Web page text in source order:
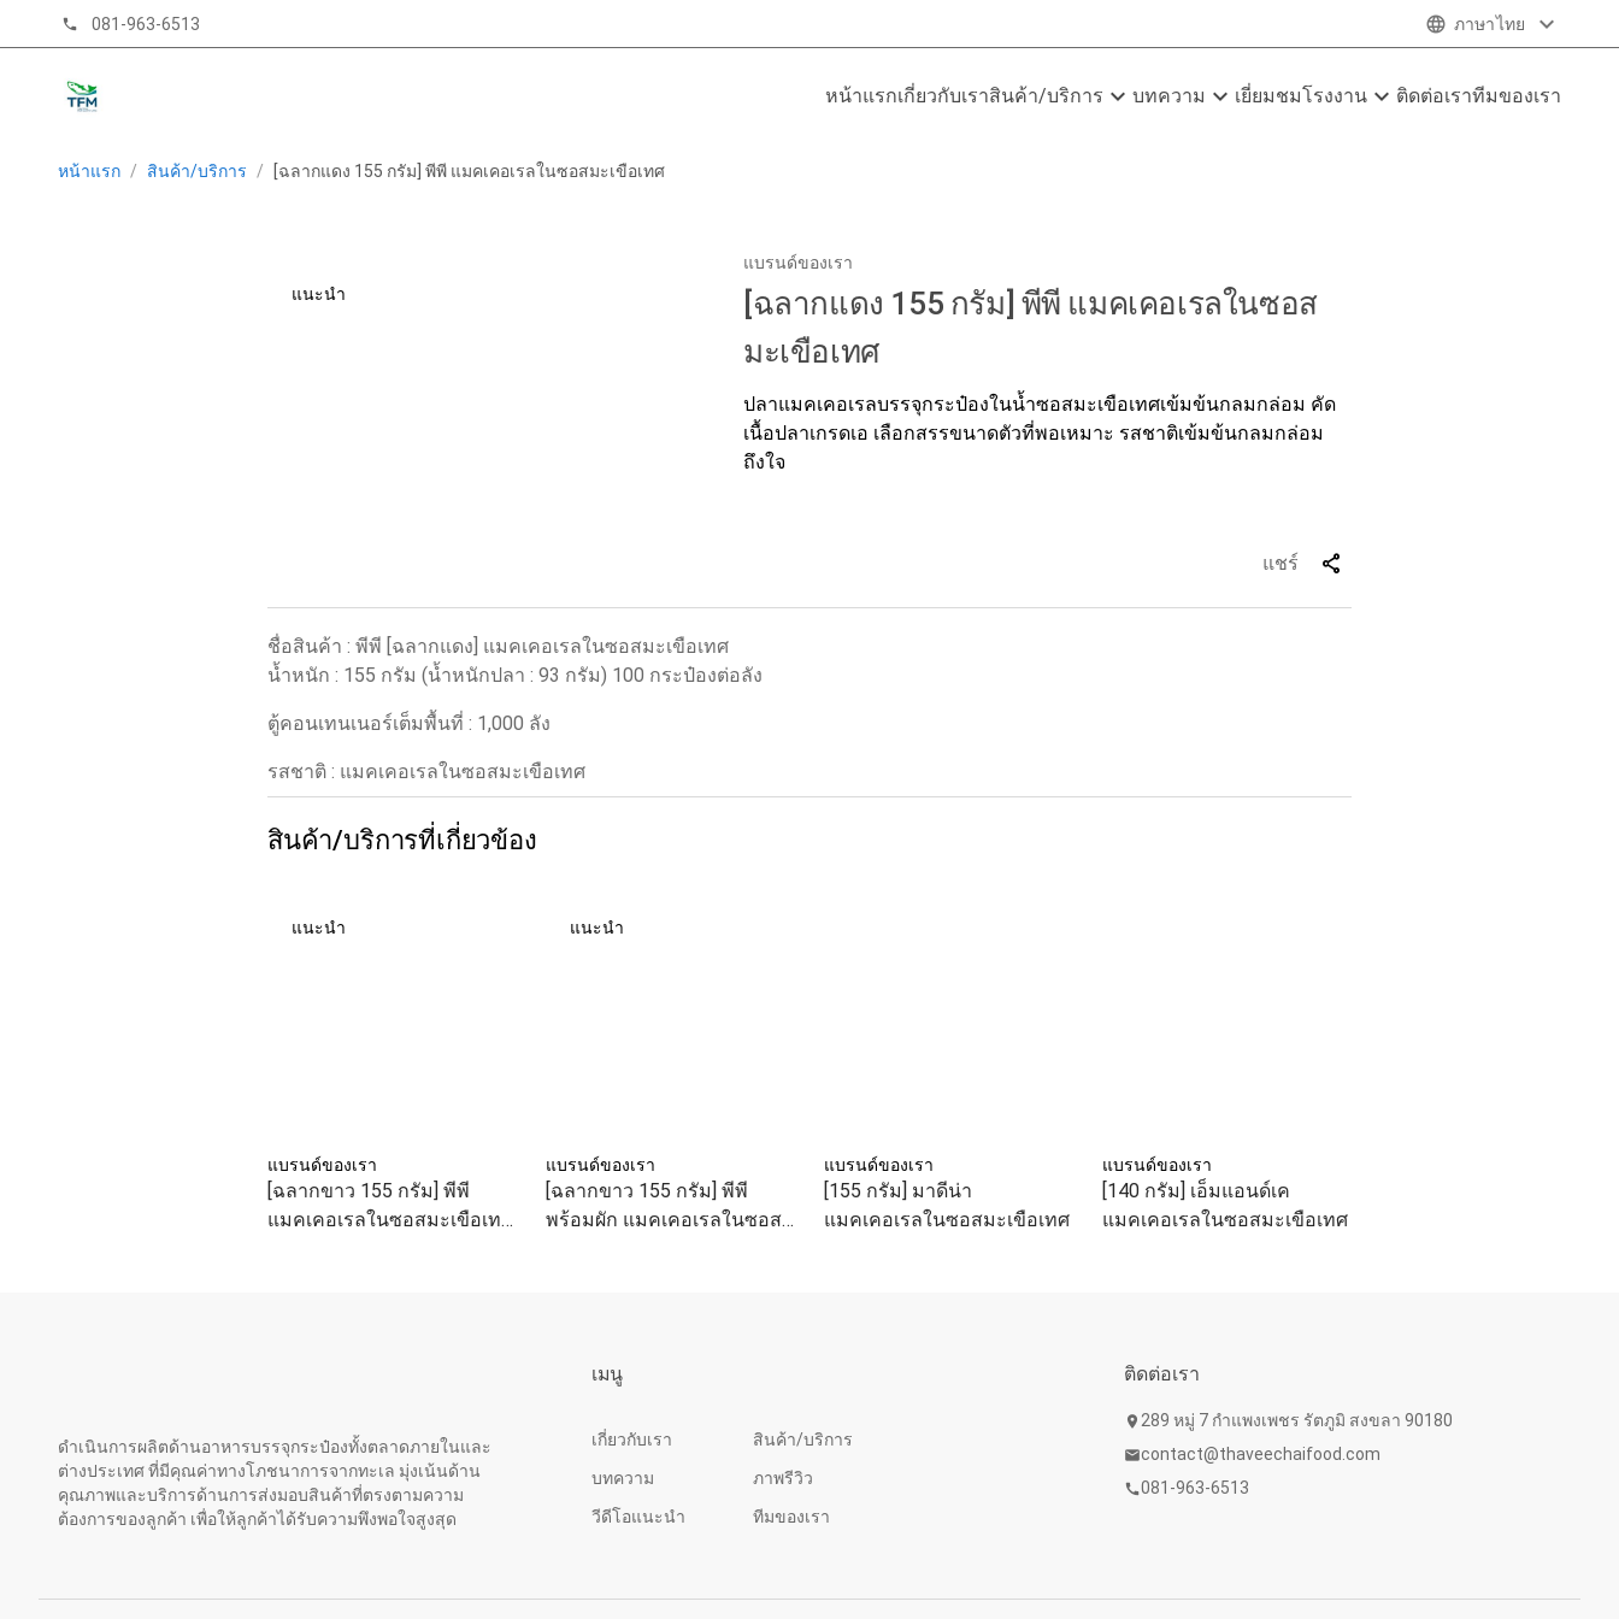
phone 081-963-6513 language ภาษาไทย expand_more
หน้าแรกเกี่ยวกับเราสินค้า/บริการ expand_more บทความ expand_more เยี่ยมชมโรงงาน expand_more ติดต่อเราทีมของเรา
หน้าแรก / สินค้า/บริการ / [ฉลากแดง 155 กรัม] พีพี แมคเคอเรลในซอสมะเขือเทศ
แนะนำ
แบรนด์ของเรา
[ฉลากแดง 155 กรัม] พีพี แมคเคอเรลในซอส
มะเขือเทศ
ปลาแมคเคอเรลบรรจุกระป๋องในน้ำซอสมะเขือเทศเข้มข้นกลมกล่อม คัด
เนื้อปลาเกรดเอ เลือกสรรขนาดตัวที่พอเหมาะ รสชาติเข้มข้นกลมกล่อม
ถึงใจ
แชร์ share
ชื่อสินค้า : พีพี [ฉลากแดง] แมคเคอเรลในซอสมะเขือเทศ
น้ำหนัก : 155 กรัม (น้ำหนักปลา : 93 กรัม) 100 กระป๋องต่อลัง
ตู้คอนเทนเนอร์เต็มพื้นที่ : 1,000 ลัง
รสชาติ : แมคเคอเรลในซอสมะเขือเทศ
สินค้า/บริการที่เกี่ยวข้อง
แนะนำ
แบรนด์ของเรา
[ฉลากขาว 155 กรัม] พีพี
แมคเคอเรลในซอสมะเขือเทศ
แนะนำ
แบรนด์ของเรา
[ฉลากขาว 155 กรัม] พีพี
พร้อมผัก แมคเคอเรลในซอส
แบรนด์ของเรา
[155 กรัม] มาดีน่า
แมคเคอเรลในซอสมะเขือเทศ
แบรนด์ของเรา
[140 กรัม] เอ็มแอนด์เค
แมคเคอเรลในซอสมะเขือเทศ
ดำเนินการผลิตด้านอาหารบรรจุกระป๋องทั้งตลาดภายในและ
ต่างประเทศ ที่มีคุณค่าทางโภชนาการจากทะเล มุ่งเน้นด้าน
คุณภาพและบริการด้านการส่งมอบสินค้าที่ตรงตามความ
ต้องการของลูกค้า เพื่อให้ลูกค้าได้รับความพึงพอใจสูงสุด
เมนู
เกี่ยวกับเรา
สินค้า/บริการ
บทความ
ภาพรีวิว
วีดีโอแนะนำ
ทีมของเรา
ติดต่อเรา
location_on289 หมู่ 7 กำแพงเพชร รัตภูมิ สงขลา 90180
mailcontact@thaveechaifood.com
call081-963-6513